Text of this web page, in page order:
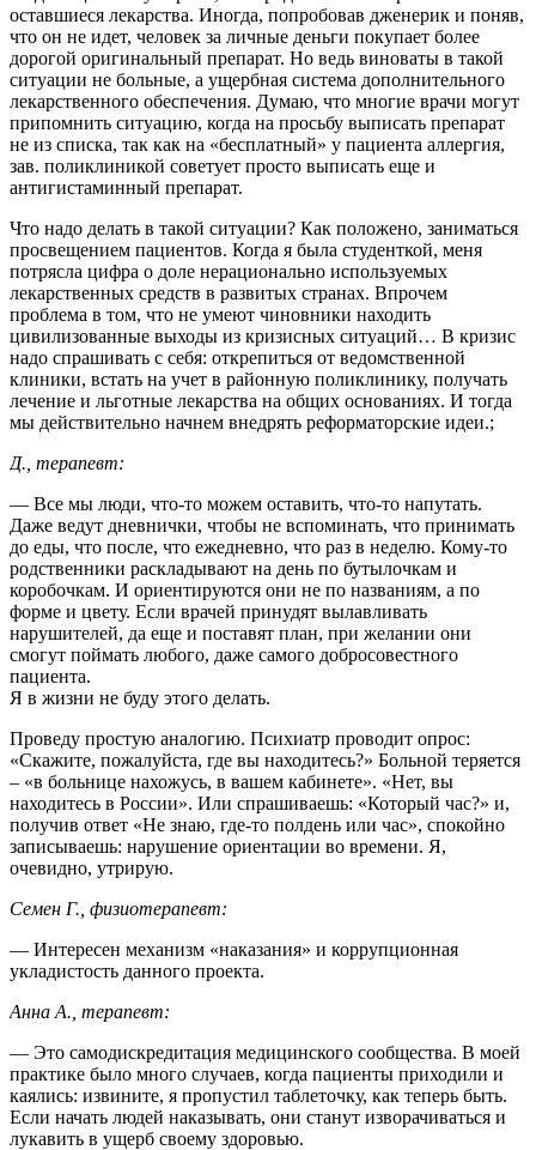
оставшиеся лекарства. Иногда, попробовав дженерик и поняв,
что он не идет, человек за личные деньги покупает более
дорогой оригинальный препарат. Но ведь виноваты в такой
ситуации не больные, а ущербная система дополнительного
лекарственного обеспечения. Думаю, что многие врачи могут
припомнить ситуацию, когда на просьбу выписать препарат
не из списка, так как на «бесплатный» у пациента аллергия,
зав. поликлиникой советует просто выписать еще и
антигистаминный препарат.
Что надо делать в такой ситуации? Как положено, заниматься
просвещением пациентов. Когда я была студенткой, меня
потрясла цифра о доле нерационально используемых
лекарственных средств в развитых странах. Впрочем
проблема в том, что не умеют чиновники находить
цивилизованные выходы из кризисных ситуаций… В кризис
надо спрашивать с себя: открепиться от ведомственной
клиники, встать на учет в районную поликлинику, получать
лечение и льготные лекарства на общих основаниях. И тогда
мы действительно начнем внедрять реформаторские идеи.;
Д., терапевт:
— Все мы люди, что-то можем оставить, что-то напутать.
Даже ведут дневнички, чтобы не вспоминать, что принимать
до еды, что после, что ежедневно, что раз в неделю. Кому-то
родственники раскладывают на день по бутылочкам и
коробочкам. И ориентируются они не по названиям, а по
форме и цвету. Если врачей принудят вылавливать
нарушителей, да еще и поставят план, при желании они
смогут поймать любого, даже самого добросовестного
пациента.
Я в жизни не буду этого делать.
Проведу простую аналогию. Психиатр проводит опрос:
«Скажите, пожалуйста, где вы находитесь?» Больной теряется
– «в больнице нахожусь, в вашем кабинете». «Нет, вы
находитесь в России». Или спрашиваешь: «Который час?» и,
получив ответ «Не знаю, где-то полдень или час», спокойно
записываешь: нарушение ориентации во времени. Я,
очевидно, утрирую.
Семен Г., физиотерапевт:
— Интересен механизм «наказания» и коррупционная
укладистость данного проекта.
Анна А., терапевт:
— Это самодискредитация медицинского сообщества. В моей
практике было много случаев, когда пациенты приходили и
каялись: извините, я пропустил таблеточку, как теперь быть.
Если начать людей наказывать, они станут изворачиваться и
лукавить в ущерб своему здоровью.